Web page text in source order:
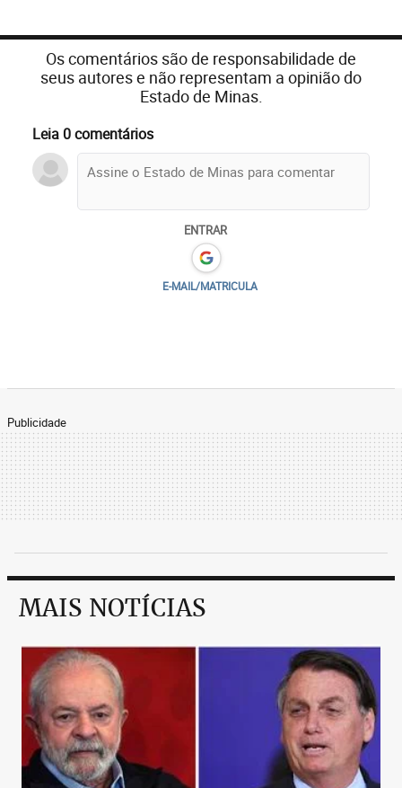
Os comentários são de responsabilidade de
seus autores e não representam a opinião do
Estado de Minas.
Leia 0 comentários
ENTRAR
E-MAIL/MATRICULA
Publicidade
MAIS NOTÍCIAS